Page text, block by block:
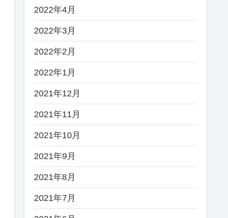
2022年4月
2022年3月
2022年2月
2022年1月
2021年12月
2021年11月
2021年10月
2021年9月
2021年8月
2021年7月